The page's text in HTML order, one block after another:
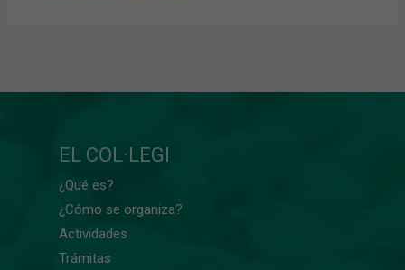
EL COL·LEGI
¿Qué es?
¿Cómo se organiza?
Actividades
Trámitas